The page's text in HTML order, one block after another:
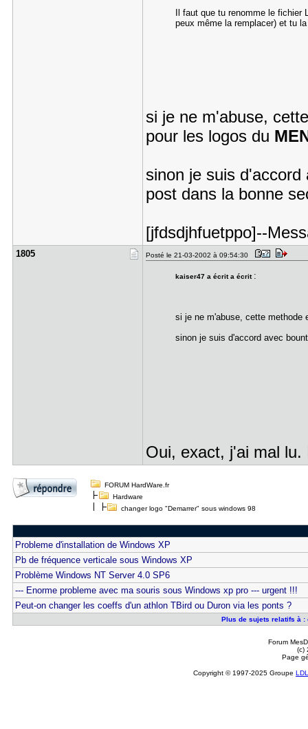
Il faut que tu renomme le
peux même la remplacer) et tu
si je ne m'abuse,
pour les logos du
sinon je suis
post dans la bonne
[jfdsdjhfuetppo]--
1805 Posté le 21-03-2002 à 09:54:30
kaiser47 a écrit a écrit :
si je ne m'abuse, cette methode
sinon je suis d'accord avec
Oui, exact, j'ai mal
FORUM HardWare.fr
Hardware
changer logo "Demarrer" sous windows 98
Probleme d'installation de Windows XP
Pb de fréquence verticale sous Windows XP
Problème Windows NT Server 4.0 SP6
--- Enorme probleme avec ma souris sous Windows xp pro --- urgent !!!
Peut-on changer les coeffs d'un athlon TBird ou Duron via les ponts ?
Plus de sujets relatifs à :
Forum
(c)
Page
Copyright © 1997-2025 Groupe